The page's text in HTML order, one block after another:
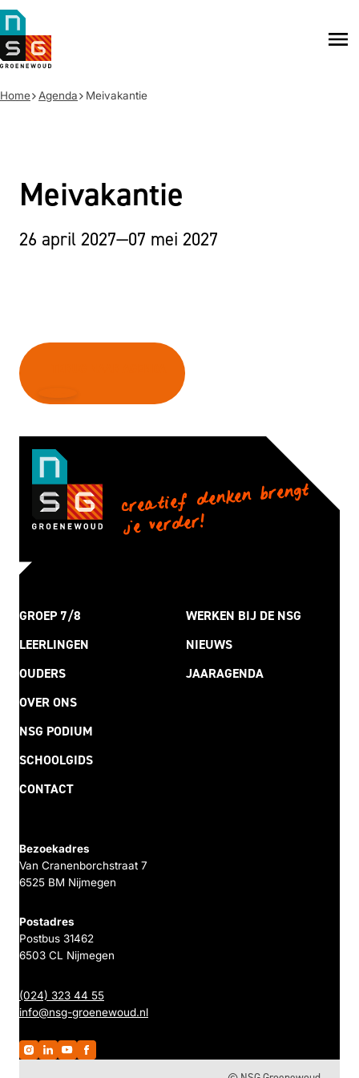
NSG
Groenewoud
Home Agenda Meivakantie
Meivakantie
26 april 2027—07 mei 2027
creatief denken brengt
je verder!
GROEP 7/8
LEERLINGEN
OUDERS
OVER ONS
NSG PODIUM
SCHOOLGIDS
CONTACT
WERKEN BIJ DE NSG
NIEUWS
JAARAGENDA
Bezoekadres
Van Cranenborchstraat 7
6525 BM Nijmegen
Postadres
Postbus 31462
6503 CL Nijmegen
(024) 323 44 55
info@nsg-groenewoud.nl